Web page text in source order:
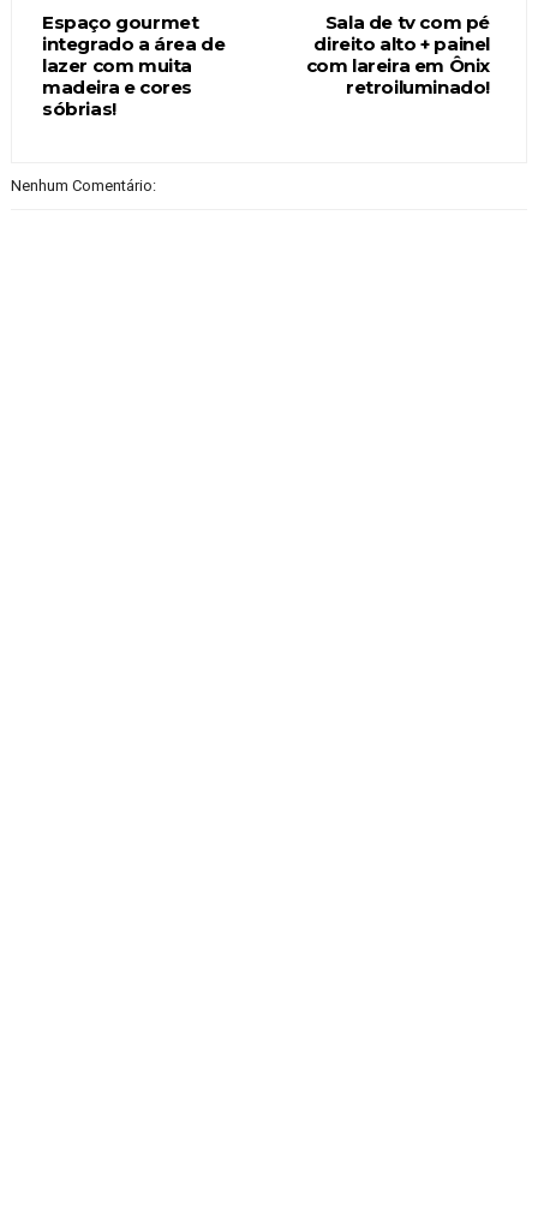
Sala de tv com pé
direito alto + painel
com lareira em Ônix
retroiluminado!
Espaço gourmet
integrado a área de
lazer com muita
madeira e cores
sóbrias!
Nenhum Comentário: